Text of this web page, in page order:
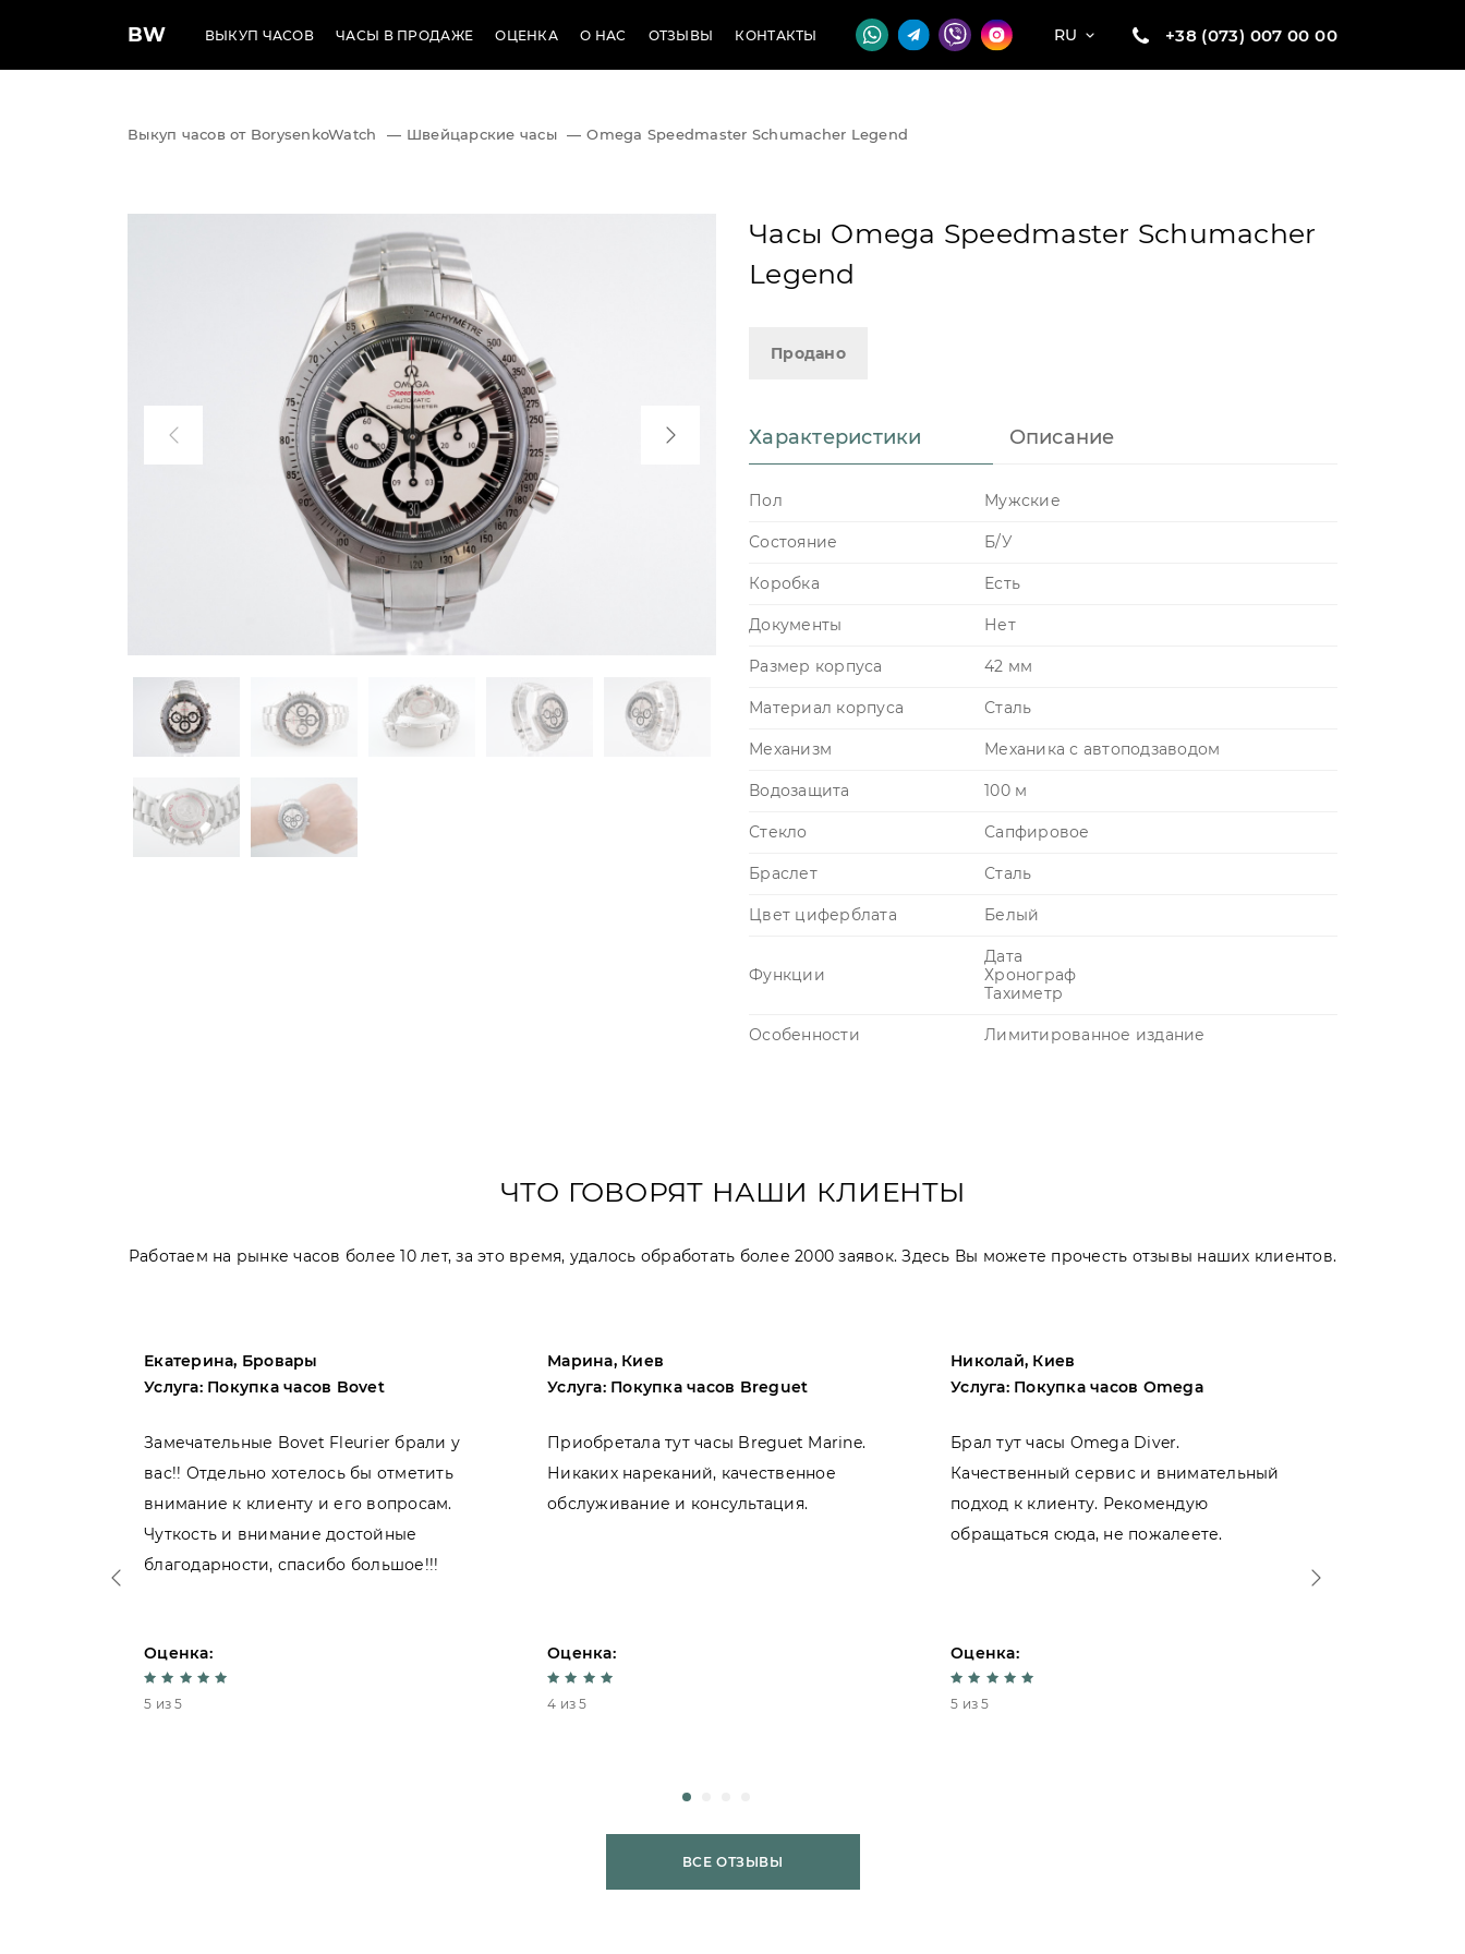
BW ВЫКУП ЧАСОВ ЧАСЫ В ПРОДАЖЕ ОЦЕНКА О НАС ОТЗЫВЫ КОНТАКТЫ RU +38 (073) 007 00 00
Выкуп часов от BorysenkoWatch — Швейцарские часы — Omega Speedmaster Schumacher Legend
Часы Omega Speedmaster Schumacher
Legend
Продано
Характеристики Описание
Пол Мужские
Состояние Б/У
Коробка Есть
Документы Нет
Размер корпуса 42 мм
Материал корпуса Сталь
Механизм Механика с автоподзаводом
Водозащита 100 м
Стекло Сапфировое
Браслет Сталь
Цвет циферблата Белый
Функции
Дата
Хронограф
Тахиметр
Особенности Лимитированное издание
ЧТО ГОВОРЯТ НАШИ КЛИЕНТЫ
Работаем на рынке часов более 10 лет, за это время, удалось обработать более 2000 заявок. Здесь Вы можете прочесть отзывы наших клиентов.
Екатерина, Бровары
Услуга: Покупка часов Bovet
Замечательные Bovet Fleurier брали у
вас!! Отдельно хотелось бы отметить
внимание к клиенту и его вопросам.
Чуткость и внимание достойные
благодарности, спасибо большое!!!
Оценка:
5 из 5
Марина, Киев
Услуга: Покупка часов Breguet
Приобретала тут часы Breguet Marine.
Никаких нареканий, качественное
обслуживание и консультация.
Оценка:
4 из 5
Николай, Киев
Услуга: Покупка часов Omega
Брал тут часы Omega Diver.
Качественный сервис и внимательный
подход к клиенту. Рекомендую
обращаться сюда, не пожалеете.
Оценка:
5 из 5
ВСЕ ОТЗЫВЫ